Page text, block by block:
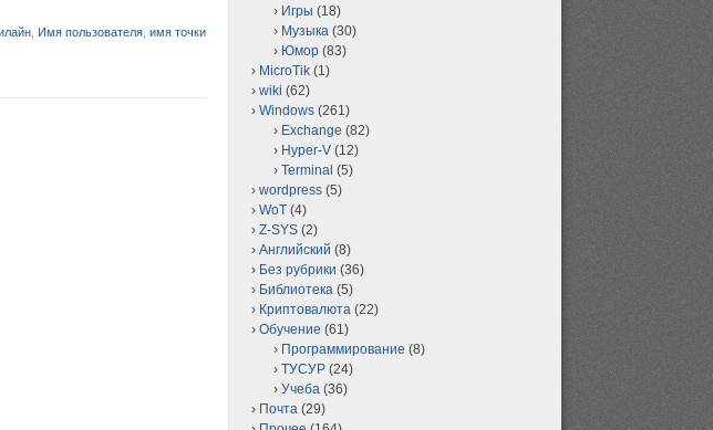
Имя пользователя имя точки
Игры (18)
Музыка (30)
Юмор (83)
MicroTik (1)
wiki (62)
Windows (261)
Exchange (82)
Hyper-V (12)
Terminal (5)
wordpress (5)
WoT (4)
Z-SYS (2)
Английский (8)
Без рубрики (36)
Библиотека (5)
Криптовалюта (22)
Обучение (61)
Программирование (8)
ТУСУР (24)
Учеба (36)
Почта (29)